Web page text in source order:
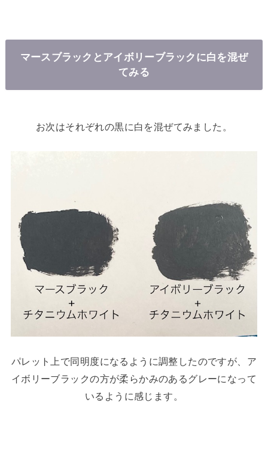
マースブラックとアイボリーブラックに白を混ぜ
てみる
お次はそれぞれの黒に白を混ぜてみました。
パレット上で同明度になるように調整したのですが、ア
イボリーブラックの方が柔らかみのあるグレーになって
いるように感じます。